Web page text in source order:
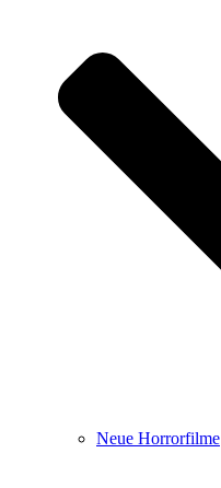
Neue Horrorfilme